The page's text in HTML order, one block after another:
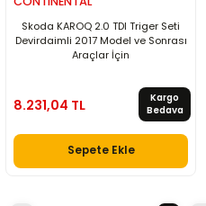
Skoda KAROQ 2.0 TDI Triger Seti
Devirdaimli 2017 Model ve Sonrası
Araçlar İçin
8.231,04 TL
Kargo
Bedava
Sepete Ekle